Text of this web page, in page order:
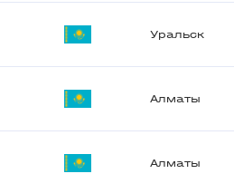
Уральск
Алматы
Алматы